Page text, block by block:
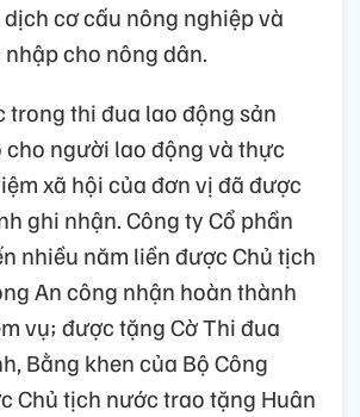
cơ cấu nông nghiệp và
cho nông dân.
trong thi đua lao động sản
cho người lao động và thực
xã hội của đơn vị đã được
ghi nhận. Công ty Cổ phần
nhiều năm liền được Chủ tịch
An công nhận hoàn thành
vụ; được tặng Cờ Thi đua
Bằng khen của Bộ Công
Chủ tịch nước trao tặng Huân